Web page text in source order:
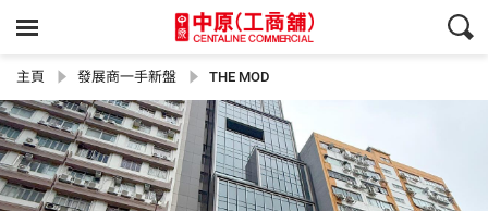
主頁 發展商一手新盤 THE MOD